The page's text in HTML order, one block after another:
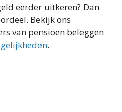
eerder uitkeren? Dan
Bekijk ons
van pensioen beleggen
.